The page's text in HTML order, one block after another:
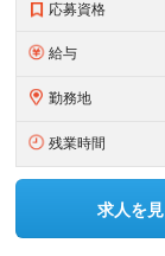
応募資格
給与
勤務地
残業時間
求人を